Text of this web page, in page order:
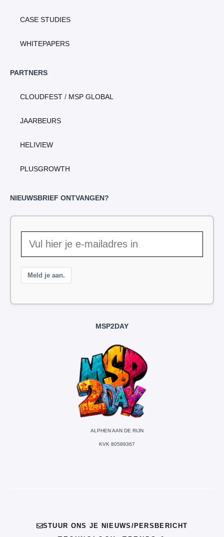
CASE STUDIES
WHITEPAPERS
PARTNERS
CLOUDFEST / MSP GLOBAL
JAARBEURS
HELIVIEW
PLUSGROWTH
NIEUWSBRIEF ONTVANGEN?
Meld je aan.
MSP2DAY
ALPHEN AAN DE RIJN
KVK 80589367
STUUR ONS JE NIEUWS/PERSBERICHT